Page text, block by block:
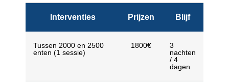
Interventies Prijzen Blijf
Tussen 2000 en 2500
enten (1 sessie)
1800€
3
nachten
/ 4
dagen